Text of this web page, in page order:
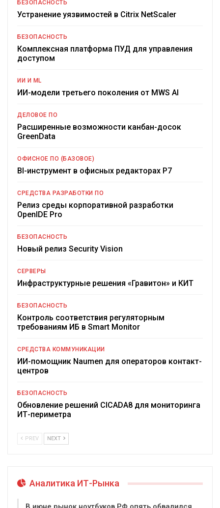
БЕЗОПАСНОСТЬ
Устранение уязвимостей в Citrix NetScaler
БЕЗОПАСНОСТЬ
Комплексная платформа ПУД для управления
доступом
ИИ И ML
ИИ-модели третьего поколения от MWS AI
ДЕЛОВОЕ ПО
Расширенные возможности канбан-досок
GreenData
ОФИСНОЕ ПО (БАЗОВОЕ)
BI-инструмент в офисных редакторах Р7
СРЕДСТВА РАЗРАБОТКИ ПО
Релиз среды корпоративной разработки
OpenIDE Pro
БЕЗОПАСНОСТЬ
Новый релиз Security Vision
СЕРВЕРЫ
Инфраструктурные решения «Гравитон» и КИТ
БЕЗОПАСНОСТЬ
Контроль соответствия регуляторным
требованиям ИБ в Smart Monitor
СРЕДСТВА КОММУНИКАЦИИ
ИИ-помощник Naumen для операторов контакт-
центров
БЕЗОПАСНОСТЬ
Обновление решений CICADA8 для мониторинга
ИТ-периметра
PREV NEXT
Аналитика ИТ-Рынка